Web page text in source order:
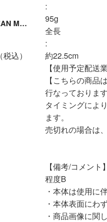
STUDIO OCEAN MARK カスタムハンドル AL NC 88 Bランク
:
95g
全長
:
約22.5cm
【使用予定配
【こちらの商
行なっております
タイミングによ
ます。
売切れの場合は
【備考/コメント】
程度B
・本体は使用に
・本体表面にわ
・商品画像に関